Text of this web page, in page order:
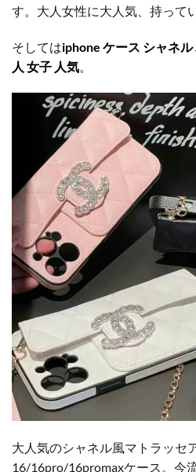
す。大人女性に大人気、持って
そしてはiphone ケース シャネ
人 女子 人気。
大人気のシャネル風マトラッセ
16/16pro/16promaxケース。今